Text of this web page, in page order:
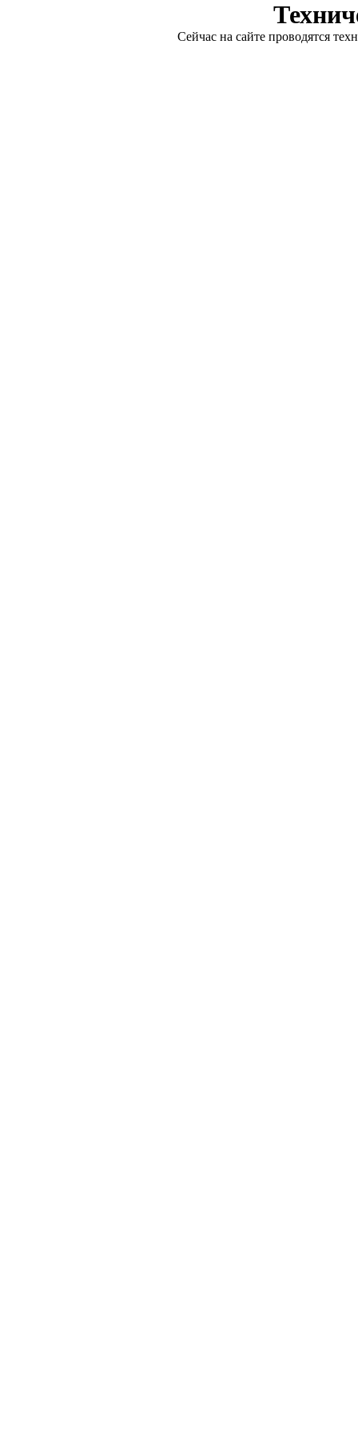
Сейчас на сайте проводятся